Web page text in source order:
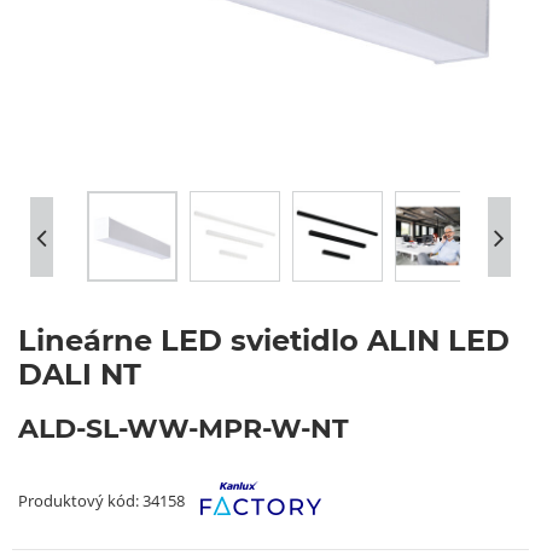
Lineárne LED svietidlo ALIN LED
DALI NT
ALD-SL-WW-MPR-W-NT
Produktový kód: 34158